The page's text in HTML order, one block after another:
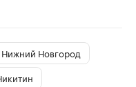
Нижний Новгород